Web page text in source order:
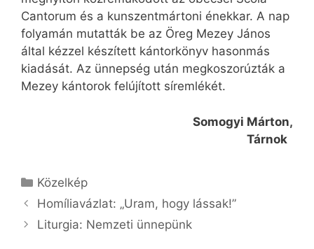
Cantorum és a kunszentmártoni énekkar. A nap
folyamán mutatták be az Öreg Mezey János
által kézzel készített kántorkönyv hasonmás
kiadását. Az ünnepség után megkoszorúzták a
Mezey kántorok felújított síremlékét.
Somogyi Márton,
Tárnok
Kategória
Közelkép
Homíliavázlat: „Uram, hogy lássak!”
Liturgia: Nemzeti ünnepünk